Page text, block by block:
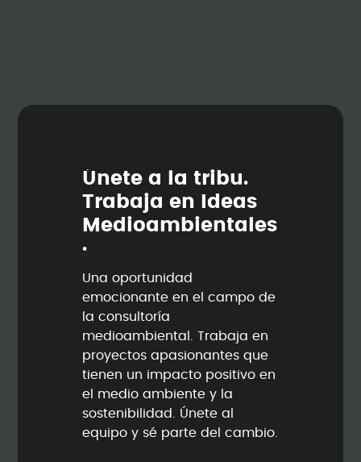
Únete a la tribu.
Trabaja en Ideas
Medioambienta les
.
Una oportunidad
emocionante en el campo de
la consultoría
medioambiental. Trabaja en
proyectos apasionantes que
tienen un impacto positivo en
el medio ambiente y la
sostenibilidad. Únete al
equipo y sé parte del cambio.